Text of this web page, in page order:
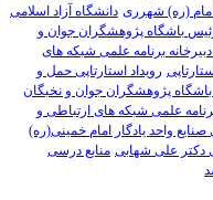
امام (ره) شهرری دانشگاه آزاد اسلامی
باشگاه پژوهشگران جوان و
برنامه علمی شبکه های
رویداد استارتاپی حمل و
باشگاه پژوهشگران جوان و نخبگان
علمی شبکه های ارتباطی و
واحد یادگار امام خمینی(ره)
دکتر علی شهابی منابع درسی